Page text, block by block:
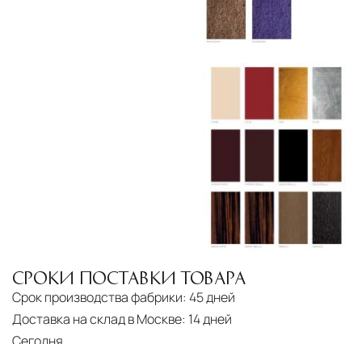
североамериканского сегмента
— расширенная
Условия доставки по Москве и Московской
Для клиентов Москвы и МО предусмотрены
— транспортировка
товара от нашего склада непосредственно к
месту назначения с соблюдением сроков
Профессиональная выгрузка
квалифицированные грузчики
осуществляют разгрузку с применением
специального оборудования и техники
СРОКИ ПОСТАВКИ ТОВАРА
Срок производства фабрики: 45 дней
Доставка на склад в Москве: 14 дней